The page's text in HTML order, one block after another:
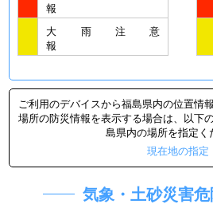
Language
English
報
大雨注意
報
ご利用のデバイスから福島県内の位置情
場所の防災情報を表示する場合は、以下
島県内の場所を指定く
現在地の指定
気象・土砂災害